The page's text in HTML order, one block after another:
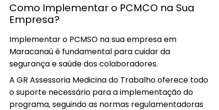
Como Implementar o PCMCO na Sua
Empresa?
Implementar o PCMSO na sua empresa em
Maracanaú é fundamental para cuidar da
segurança e saúde dos colaboradores.
A GR Assessoria Medicina do Trabalho oferece todo
o suporte necessário para a implementação do
programa, seguindo as normas regulamentadoras